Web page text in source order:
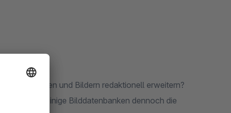
mit Beiträgen und Bildern redaktionell erweitern?
dass einige Bilddatenbanken dennoch die